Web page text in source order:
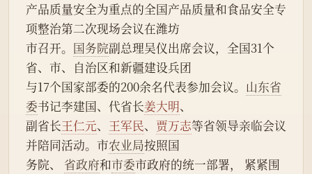
产品质量安全为重点的全国产品质量和食品安全专
项整治第二次现场会议在潍坊
市召开。 国务院副总理吴仪出席会议，全国31个
省、市、自治区和新疆建设兵团
与17个国家部委的200余名代表参加会议。 山东省
委书记李建国、代省长姜大明、
副省长王仁元、 王军民、 贾万志等省领导亲临会议
并陪同活动。市农业局按照国
务院、 省政府和市委市政府的统一部署， 紧紧围